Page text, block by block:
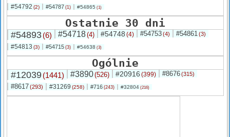
#54792 (2) #54787 (1) #54865 (1)
Ostatnie 30 dni
#54893(6) #54718(4) #54748 (4) #54753(4) #54861(3)
#54813 (3) #54715 (3) #54638 (3)
Ogólnie
#12039(1441) #3890(526) #20916 (399) #8676(315)
#8617(293) #31269 (258) #716 (243) #32804 (216)